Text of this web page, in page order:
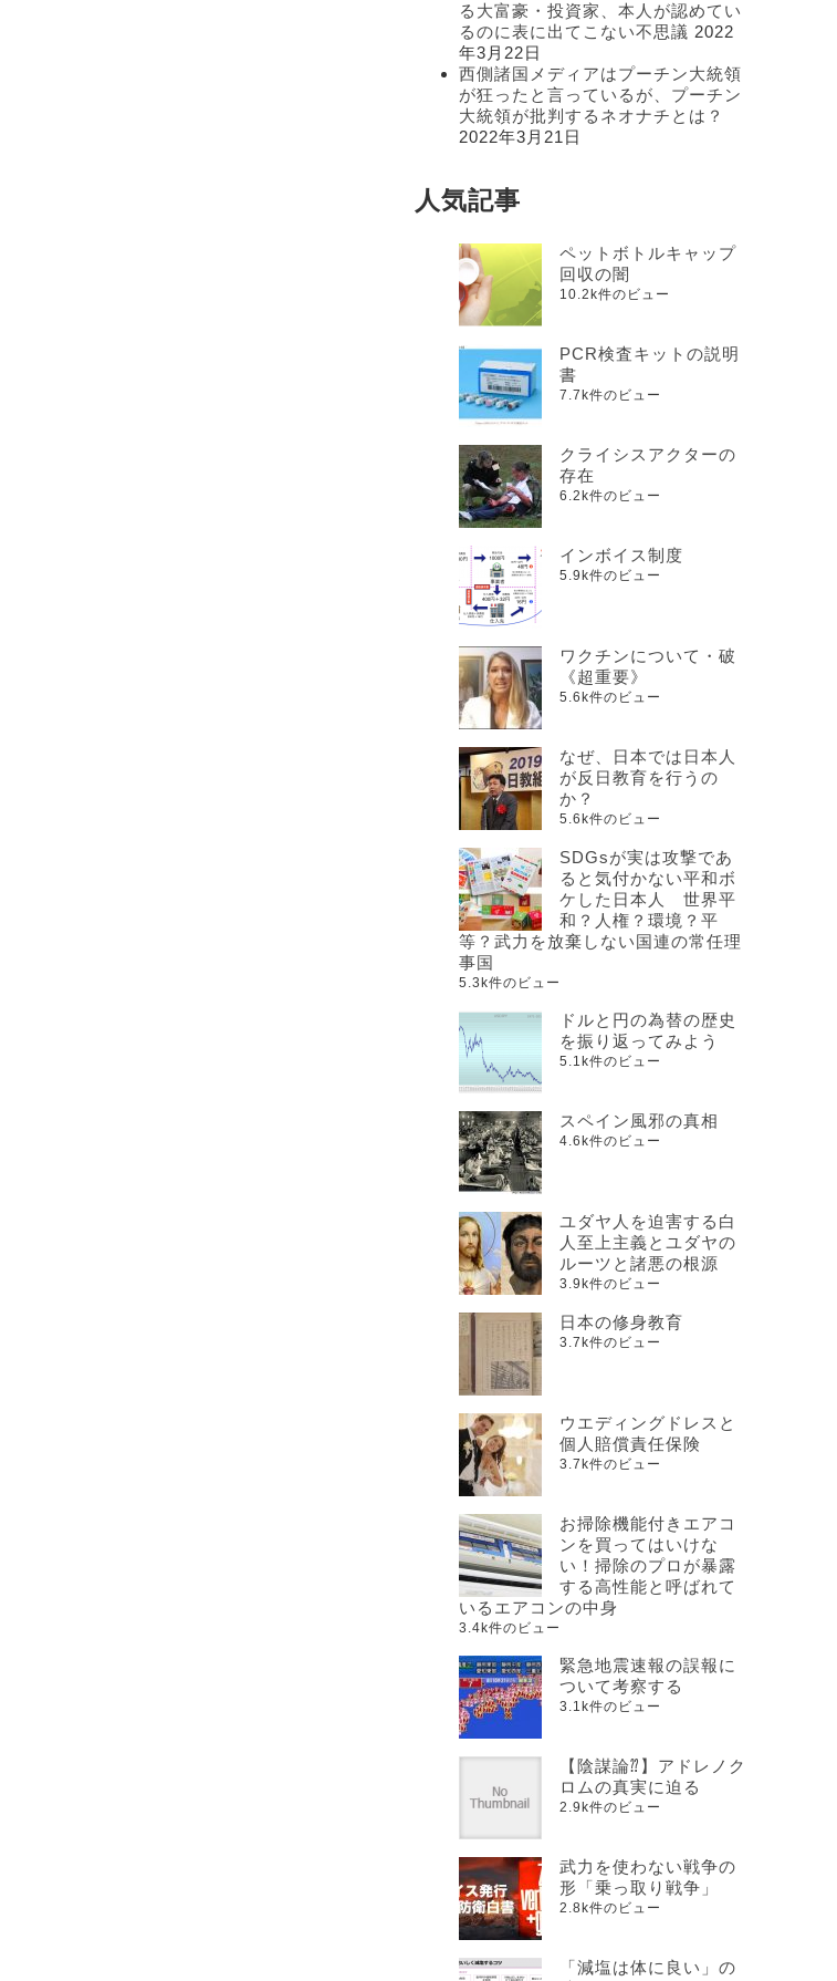
る大富豪・投資家、本人が認めてい
るのに表に出てこない不思議 2022
年3月22日
西側諸国メディアはプーチン大統領
が狂ったと言っているが、プーチン
大統領が批判するネオナチとは？
2022年3月21日
人気記事
ペットボトルキャップ
回収の闇
10.2k件のビュー
PCR検査キットの説明
書
7.7k件のビュー
クライシスアクターの
存在
6.2k件のビュー
インボイス制度
5.9k件のビュー
ワクチンについて・破
《超重要》
5.6k件のビュー
なぜ、日本では日本人
が反日教育を行うの
か？
5.6k件のビュー
SDGsが実は攻撃であ
ると気付かない平和ボ
ケした日本人 世界平
和？人権？環境？平
等？武力を放棄しない国連の常任理
事国
5.3k件のビュー
ドルと円の為替の歴史
を振り返ってみよう
5.1k件のビュー
スペイン風邪の真相
4.6k件のビュー
ユダヤ人を迫害する白
人至上主義とユダヤの
ルーツと諸悪の根源
3.9k件のビュー
日本の修身教育
3.7k件のビュー
ウエディングドレスと
個人賠償責任保険
3.7k件のビュー
お掃除機能付きエアコ
ンを買ってはいけな
い！掃除のプロが暴露
する高性能と呼ばれて
いるエアコンの中身
3.4k件のビュー
緊急地震速報の誤報に
ついて考察する
3.1k件のビュー
【陰謀論⁇】アドレノク
ロムの真実に迫る
2.9k件のビュー
武力を使わない戦争の
形「乗っ取り戦争」
2.8k件のビュー
「減塩は体に良い」の